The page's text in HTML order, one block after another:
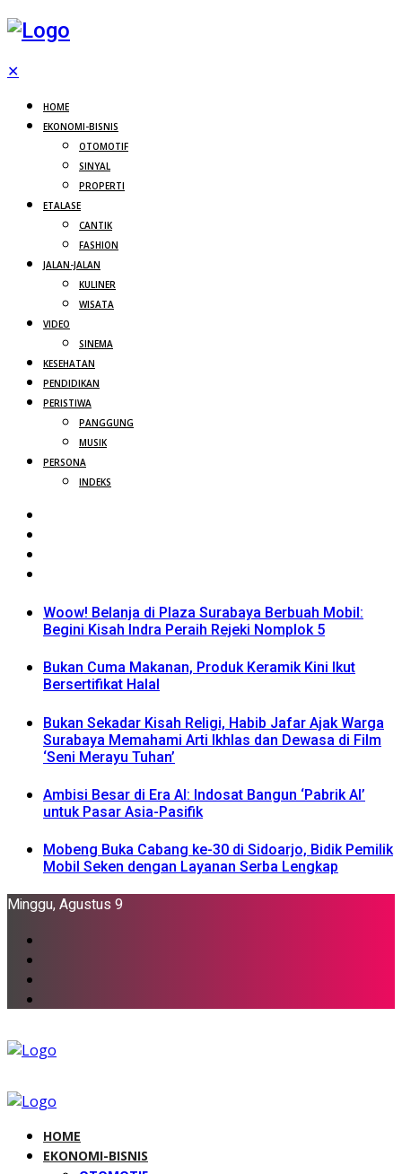
✕
HOME
EKONOMI-BISNIS
OTOMOTIF
SINYAL
PROPERTI
ETALASE
CANTIK
FASHION
JALAN-JALAN
KULINER
WISATA
VIDEO
SINEMA
KESEHATAN
PENDIDIKAN
PERISTIWA
PANGGUNG
MUSIK
PERSONA
INDEKS
Woow! Belanja di Plaza Surabaya Berbuah Mobil:
Begini Kisah Indra Peraih Rejeki Nomplok 5
Bukan Cuma Makanan, Produk Keramik Kini Ikut
Bersertifikat Halal
Bukan Sekadar Kisah Religi, Habib Jafar Ajak Warga
Surabaya Memahami Arti Ikhlas dan Dewasa di Film
‘Seni Merayu Tuhan’
Ambisi Besar di Era AI: Indosat Bangun ‘Pabrik AI’
untuk Pasar Asia-Pasifik
Mobeng Buka Cabang ke-30 di Sidoarjo, Bidik Pemilik
Mobil Seken dengan Layanan Serba Lengkap
Minggu, Agustus 9
HOME
EKONOMI-BISNIS